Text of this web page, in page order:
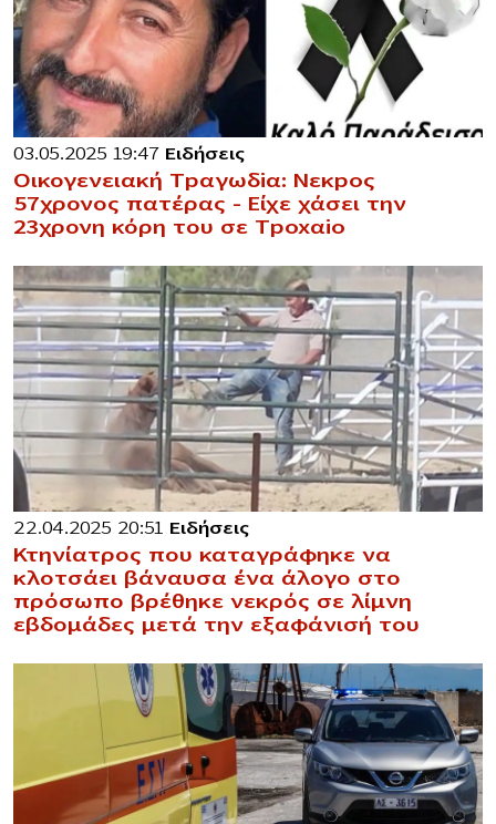
03.05.2025 19:47 Ειδήσεις
Οικογενειακή Tpαγωδiα: Nεκpoς
57χρονος πατέρας – Είχε χάσει την
23χρονη κόρη του σε Tpoxαio
22.04.2025 20:51 Ειδήσεις
Κτηνίατρος που καταγράφηκε να
κλοτσάει βάναυσα ένα άλογο στο
πρόσωπο βρέθηκε νεκρός σε λίμνη
εβδομάδες μετά την εξαφάνισή του